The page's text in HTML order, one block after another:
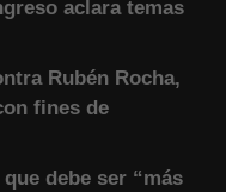
aclara temas
Rubén Rocha,
fines de
debe ser “más